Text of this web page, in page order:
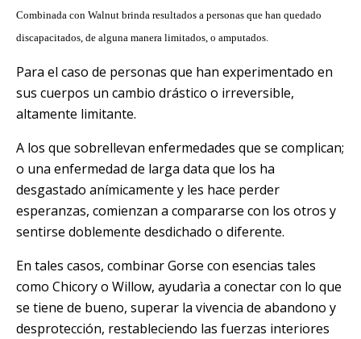
Combinada con Walnut brinda resultados a personas que han quedado
discapacitados, de alguna manera limitados, o amputados.
Para el caso de personas que han experimentado en
sus cuerpos un cambio drástico o irreversible,
altamente limitante.
A los que sobrellevan enfermedades que se complican;
o una enfermedad de larga data que los ha
desgastado anímicamente y les hace perder
esperanzas, comienzan a compararse con los otros y
sentirse doblemente desdichado o diferente.
En tales casos, combinar Gorse con esencias tales
como Chicory o Willow, ayudarìa a conectar con lo que
se tiene de bueno, superar la vivencia de abandono y
desprotección, restableciendo las fuerzas interiores